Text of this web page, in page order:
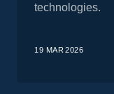
technologies.
19 MAR 2026